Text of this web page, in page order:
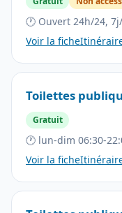
🕐 Ouvert 24h/24,
Voir la fiche
Toilettes
Gratuit
🕐 lun-dim 06:30-
Voir la fiche